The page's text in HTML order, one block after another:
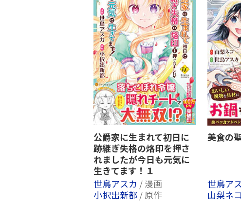
公爵家に生まれて初日に
跡継ぎ失格の烙印を押さ
れましたが今日も元気に
生きてます！１
世鳥アスカ / 漫画
小択出新都 / 原作
美食の
世鳥ア
山梨ネコ